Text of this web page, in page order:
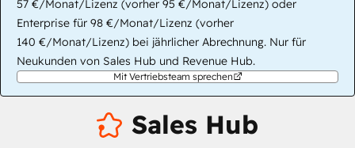
57 €/Monat/Lizenz (vorher 95 €/Monat/Lizenz) oder
Enterprise für 98 €/Monat/Lizenz (vorher
140 €/Monat/Lizenz) bei jährlicher Abrechnung. Nur für
Neukunden von Sales Hub und Revenue Hub.
Mit Vertriebsteam sprechen
Sales Hub